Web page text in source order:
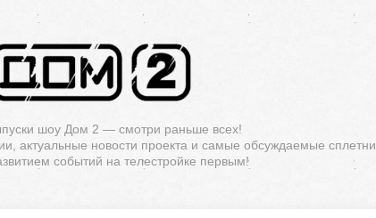
шоу Дом 2 — смотри раньше всех!
актуальные новости проекта и самые обсуждаемые сплетни.
событий на телестройке первым!